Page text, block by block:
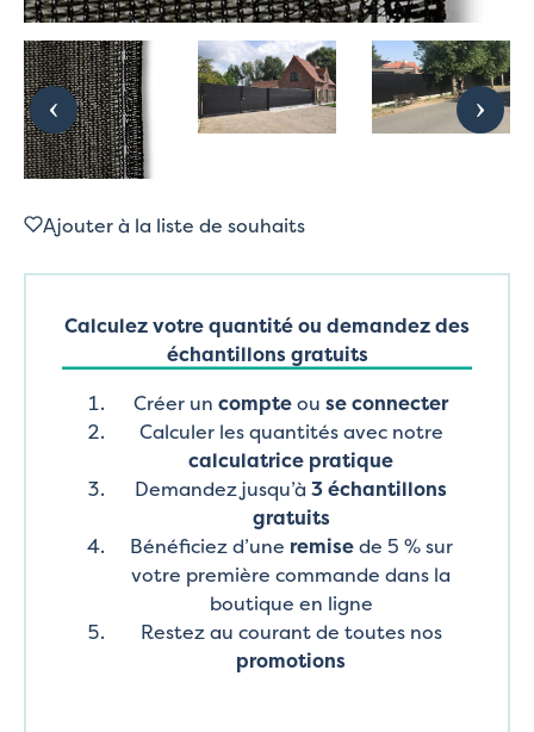
Ajouter à la liste de souhaits
Calculez votre quantité ou demandez des
échantillons gratuits
Créer un compteou se connecter
Calculer les quantités avec notre
calculatrice pratique
Demandez jusqu’à 3 échantillons
gratuits
Bénéficiez d’une remisede 5 % sur
votre première commande dans la
boutique en ligne
Restez au courant de toutes nos
promotions